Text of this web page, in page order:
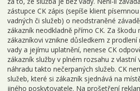
zástupce CK zápis (sepíše klient
vadných či služeb) o neodstraněné
zákazník neodkladně přímo CK. Za škodu
zákazníkovi vznikne důsledkem z
vady a jejímu uplatnění, nenese CK
zákazník služby v plném rozsahu z vlastní
náhradu takto nečerpaných služeb. CK
služeb, které si zákazník sjednává na
jiného poskytovatele. Na prošetření